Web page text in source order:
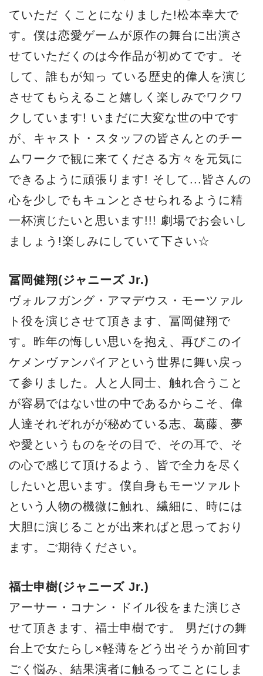
ていただ くことになりました!松本幸大で
す。僕は恋愛ゲームが原作の舞台に出演さ
せていただくのは今作品が初めてです。そ
して、誰もが知っ ている歴史的偉人を演じ
させてもらえること嬉しく楽しみでワクワ
クしています! いまだに大変な世の中です
が、キャスト・スタッフの皆さんとのチー
ムワークで観に来てくださる方々を元気に
できるように頑張ります! そして...皆さんの
心を少しでもキュンとさせられるように精
一杯演じたいと思います!!! 劇場でお会いし
ましょう!楽しみにしていて下さい☆
冨岡健翔(ジャニーズ Jr.)
ヴォルフガング・アマデウス・モーツァル
ト役を演じさせて頂きます、冨岡健翔で
す。昨年の悔しい思いを抱え、再びこのイ
ケメンヴァンパイアという世界に舞い戻っ
て参りました。人と人同士、触れ合うこと
が容易ではない世の中であるからこそ、偉
人達それぞれがが秘めている志、葛藤、夢
や愛というものをその目で、その耳で、そ
の心で感じて頂けるよう、皆で全力を尽く
したいと思います。僕自身もモーツァルト
という人物の機微に触れ、繊細に、時には
大胆に演じることが出来ればと思っており
ます。ご期待ください。
福士申樹(ジャニーズ Jr.)
アーサー・コナン・ドイル役をまた演じさ
せて頂きます、福士申樹です。 男だけの舞
台上で女たらし×軽薄をどう出そうか前回す
ごく悩み、結果演者に触るってことにしま